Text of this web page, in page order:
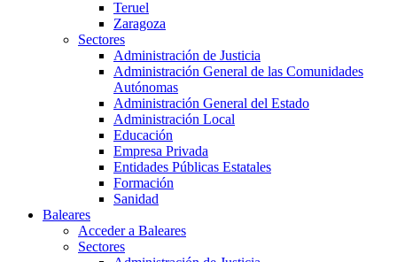
Teruel
Zaragoza
Sectores
Administración de Justicia
Administración General de las Comunidades
Autónomas
Administración General del Estado
Administración Local
Educación
Empresa Privada
Entidades Públicas Estatales
Formación
Sanidad
Baleares
Acceder a Baleares
Sectores